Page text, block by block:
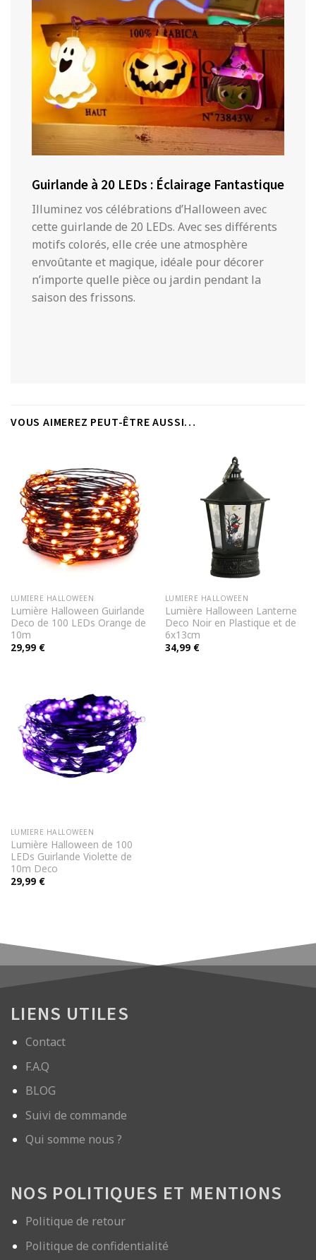
Guirlande à 20 LEDs : Éclairage Fantastique
Illuminez vos célébrations d’Halloween avec
cette guirlande de 20 LEDs. Avec ses différents
motifs colorés, elle crée une atmosphère
envoûtante et magique, idéale pour décorer
n’importe quelle pièce ou jardin pendant la
saison des frissons.
VOUS AIMEREZ PEUT-ÊTRE AUSSI…
LUMIERE HALLOWEEN
Lumière Halloween Guirlande
Deco de 100 LEDs Orange de
10m
29,99 €
LUMIERE HALLOWEEN
Lumière Halloween Lanterne
Deco Noir en Plastique et de
6x13cm
34,99 €
LUMIERE HALLOWEEN
Lumière Halloween de 100
LEDs Guirlande Violette de
10m Deco
29,99 €
LIENS UTILES
Contact
F.A.Q
BLOG
Suivi de commande
Qui somme nous ?
NOS POLITIQUES ET MENTIONS
Politique de retour
Politique de confidentialité